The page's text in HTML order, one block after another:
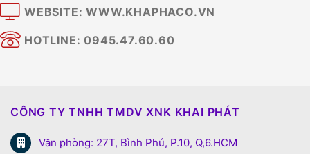
WEBSITE: WWW.KHAPHACO.VN
HOTLINE: 0945.47.60.60
CÔNG TY TNHH TMDV XNK KHAI PHÁT
Văn phòng: 27T, Bình Phú, P.10, Q,6.HCM